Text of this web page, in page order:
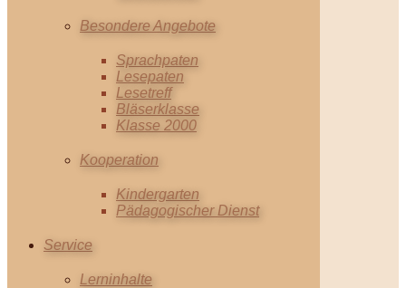
Besondere Angebote
Sprachpaten
Lesepaten
Lesetreff
Bläserklasse
Klasse 2000
Kooperation
Kindergarten
Pädagogischer Dienst
Service
Lerninhalte